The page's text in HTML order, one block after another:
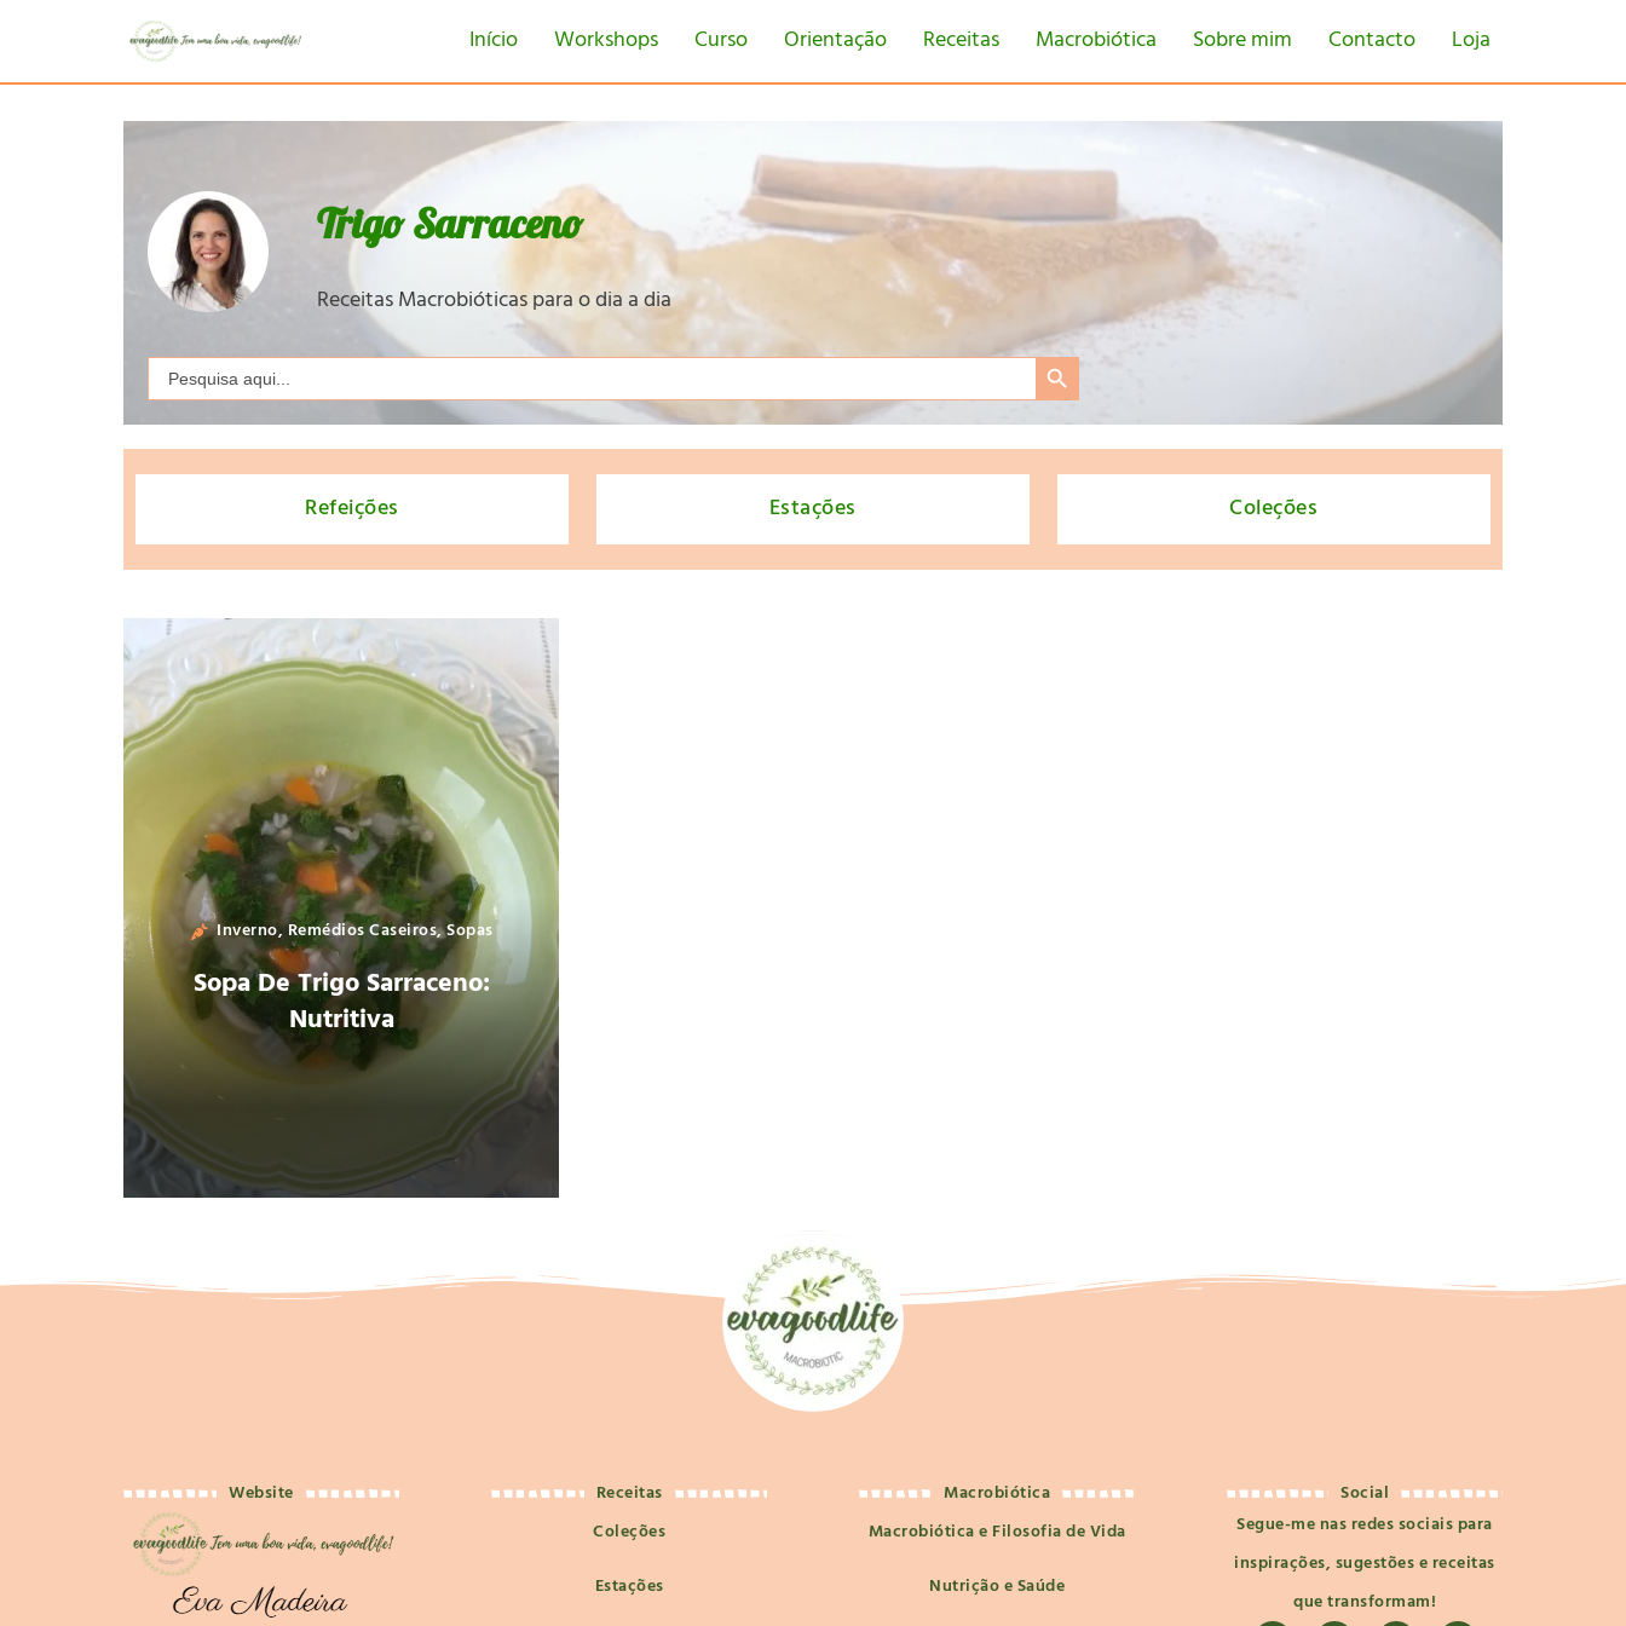
Início Workshops Curso Orientação Receitas Macrobiótica Sobre mim Contacto Loja
Trigo Sarraceno
Receitas Macrobióticas para o dia a dia
Search
for:
Search Button
Refeições Estações Coleções
Inverno,Remédios Caseiros,Sopas
Sopa De Trigo Sarraceno:
Nutritiva
Website
Receitas
Coleções
Estações
Macrobiótica
Macrobiótica e Filosofia de Vida
Nutrição e Saúde
Social
Segue-me nas redes sociais para
inspirações, sugestões e receitas
que transformam!